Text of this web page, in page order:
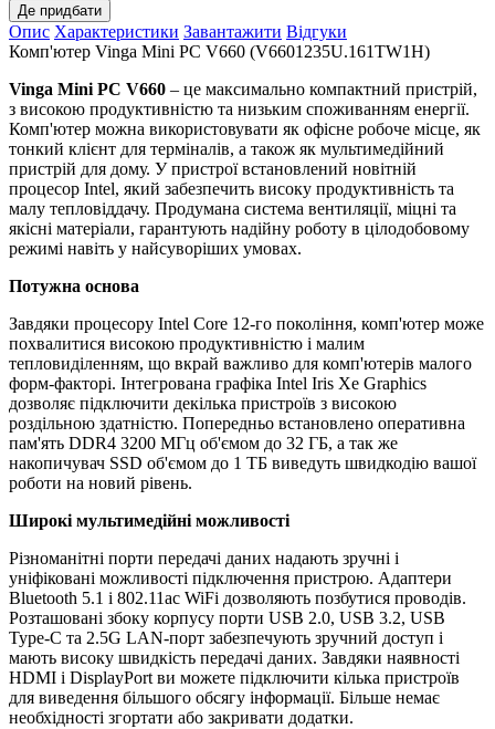
Де придбати
Опис Характеристики Завантажити Відгуки
Комп'ютер Vinga Mini PC V660 (V6601235U.161TW1H)
Vinga Mini PC V660 – це максимально компактний пристрій,
з високою продуктивністю та низьким споживанням енергії.
Комп'ютер можна використовувати як офісне робоче місце, як
тонкий клієнт для терміналів, а також як мультимедійний
пристрій для дому. У пристрої встановлений новітній
процесор Intel, який забезпечить високу продуктивність та
малу тепловіддачу. Продумана система вентиляції, міцні та
якісні матеріали, гарантують надійну роботу в цілодобовому
режимі навіть у найсуворіших умовах.
Потужна основа
Завдяки процесору Intel Core 12-го покоління, комп'ютер може
похвалитися високою продуктивністю і малим
тепловиділенням, що вкрай важливо для комп'ютерів малого
форм-факторі. Інтегрована графіка Intel Iris Xe Graphics
дозволяє підключити декілька пристроїв з високою
роздільною здатністю. Попередньо встановлено оперативна
пам'ять DDR4 3200 МГц об'ємом до 32 ГБ, а так же
накопичувач SSD об'ємом до 1 ТБ виведуть швидкодію вашої
роботи на новий рівень.
Широкі мультимедійні можливості
Різноманітні порти передачі даних надають зручні і
уніфіковані можливості підключення пристрою. Адаптери
Bluetooth 5.1 і 802.11ac WiFi дозволяють позбутися проводів.
Розташовані збоку корпусу порти USB 2.0, USB 3.2, USB
Type-C та 2.5G LAN-порт забезпечують зручний доступ і
мають високу швидкість передачі даних. Завдяки наявності
HDMI і DisplayPort ви можете підключити кілька пристроїв
для виведення більшого обсягу інформації. Більше немає
необхідності згортати або закривати додатки.